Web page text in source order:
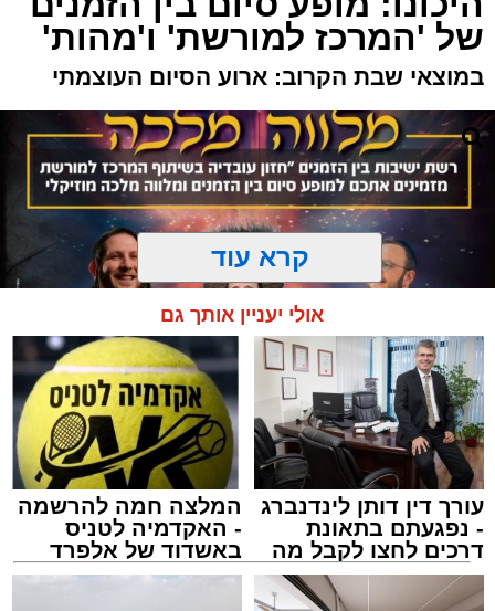
של 'המרכז למורשת' ו'מהות'
במוצאי שבת הקרוב: ארוע הסיום העוצמתי
המרכז למורשת
מנהל האתר / 10:42 06.08.26
קרא עוד
אולי יעניין אותך גם
עורך דין דותן לינדנברג
- נפגעתם בתאונת
דרכים לחצו לקבל מה
שמגיע לכם
המלצה חמה להרשמה
- האקדמיה לטניס
באשדוד של אלפרד
קריאולנסקי - לילדים